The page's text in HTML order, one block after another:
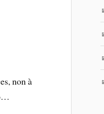
non à